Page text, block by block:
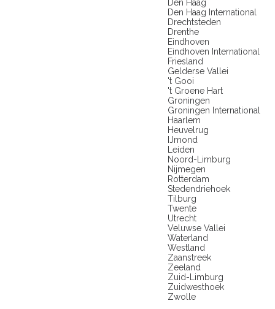
Den Haag
Den Haag International
Drechtsteden
Drenthe
Eindhoven
Eindhoven International
Friesland
Gelderse Vallei
't Gooi
't Groene Hart
Groningen
Groningen International
Haarlem
Heuvelrug
IJmond
Leiden
Noord-Limburg
Nijmegen
Rotterdam
Stedendriehoek
Tilburg
Twente
Utrecht
Veluwse Vallei
Waterland
Westland
Zaanstreek
Zeeland
Zuid-Limburg
Zuidwesthoek
Zwolle